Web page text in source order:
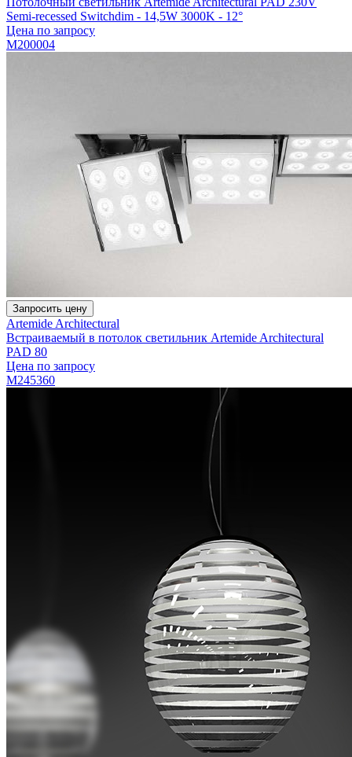
Semi-recessed Switchdim - 14,5W 3000K - 12°
Цена по запросу
M200004
Запросить цену
Artemide Architectural
Встраиваемый в потолок светильник Artemide Architectural
PAD 80
Цена по запросу
M245360